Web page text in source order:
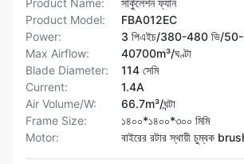
Product Name:
সার্কুলেশন ফ্যান
Product Model:
FBA012EC
Power:
3 পিএইচ/380-480 ভি/
Max Airflow:
40700m³/ঘণ্টা
Blade Diameter:
114 সেমি
Current:
1.4A
Air Volume/W:
66.7m³/ঘন্টা
Frame Size:
১৪০০*১৪০০*৩০০ মিমি
Motor:
বাইরের রটার স্থায়ী চুম্বক